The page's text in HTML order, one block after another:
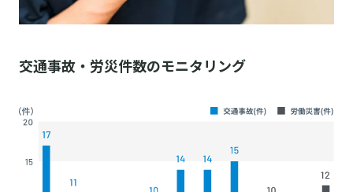
交通事故・労災件数のモニタリング